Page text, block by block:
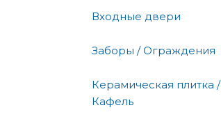
Входные двери
Заборы / Ограждения
Керамическая плитка /
Кафель